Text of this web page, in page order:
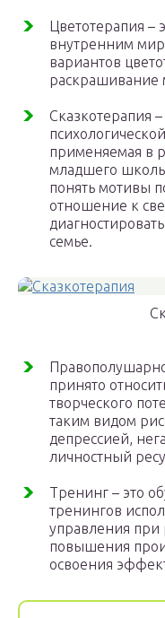
Цветотерапия –
внутренним
вариантов
раскрашивание
Сказкотерапия
применяемая в
младшего
понять мотивы
отношение к
семье.
принято
творческого
таким видом
депрессией,
личностный
Тренинг – это
тренингов
управления при
повышения
освоения